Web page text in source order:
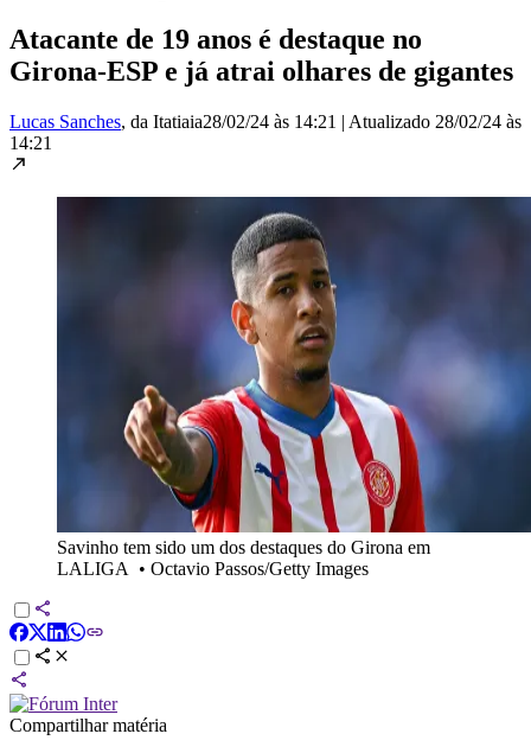
Atacante de 19 anos é destaque no
Girona-ESP e já atrai olhares de gigantes
Lucas Sanches, da Itatiaia28/02/24 às 14:21 | Atualizado 28/02/24 às
14:21
Savinho tem sido um dos destaques do Girona em
LALIGA
• Octavio Passos/Getty Images
Compartilhar matéria